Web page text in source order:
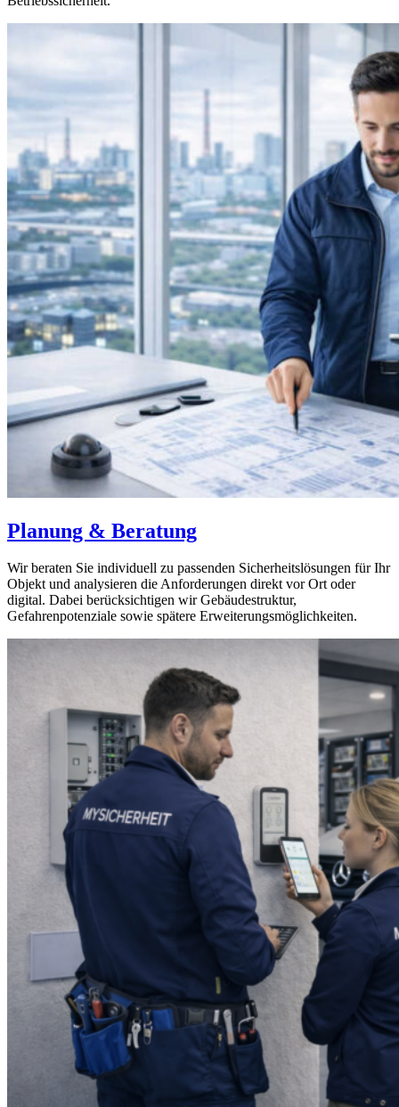
Planung & Beratung
Wir beraten Sie individuell zu passenden Sicherheitslösungen für Ihr
Objekt und analysieren die Anforderungen direkt vor Ort oder
digital. Dabei berücksichtigen wir Gebäudestruktur,
Gefahrenpotenziale sowie spätere Erweiterungsmöglichkeiten.